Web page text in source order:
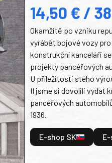
14,50 € /
Okamžitě po vzniku
vyrábět bojové vozy
konstrukční kanceláři
projekty pancéřových
U příležitosti stého
II jsme si dovolili vydat
pancéřových
1936.
E-shop SK